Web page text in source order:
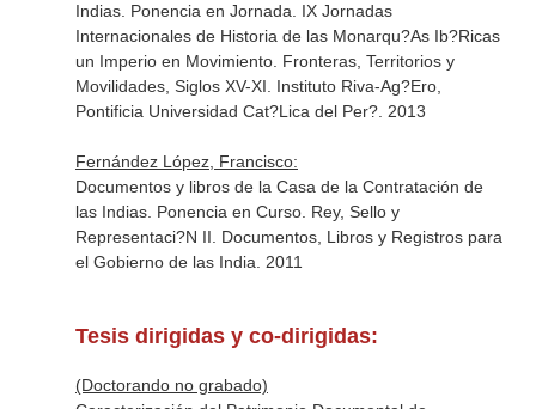
Indias. Ponencia en Jornada. IX Jornadas
Internacionales de Historia de las Monarqu?As Ib?Ricas
un Imperio en Movimiento. Fronteras, Territorios y
Movilidades, Siglos XV-XI. Instituto Riva-Ag?Ero,
Pontificia Universidad Cat?Lica del Per?. 2013
Fernández López, Francisco:
Documentos y libros de la Casa de la Contratación de
las Indias. Ponencia en Curso. Rey, Sello y
Representaci?N II. Documentos, Libros y Registros para
el Gobierno de las India. 2011
Tesis dirigidas y co-dirigidas:
(Doctorando no grabado)